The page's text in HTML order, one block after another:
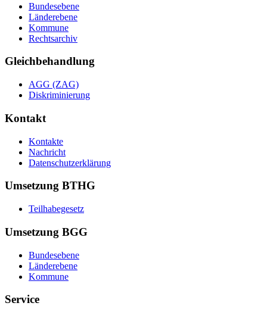
Bundesebene
Länderebene
Kommune
Rechtsarchiv
Gleichbehandlung
AGG (ZAG)
Diskriminierung
Kontakt
Kontakte
Nachricht
Datenschutzerklärung
Umsetzung BTHG
Teilhabegesetz
Umsetzung BGG
Bundesebene
Länderebene
Kommune
Service